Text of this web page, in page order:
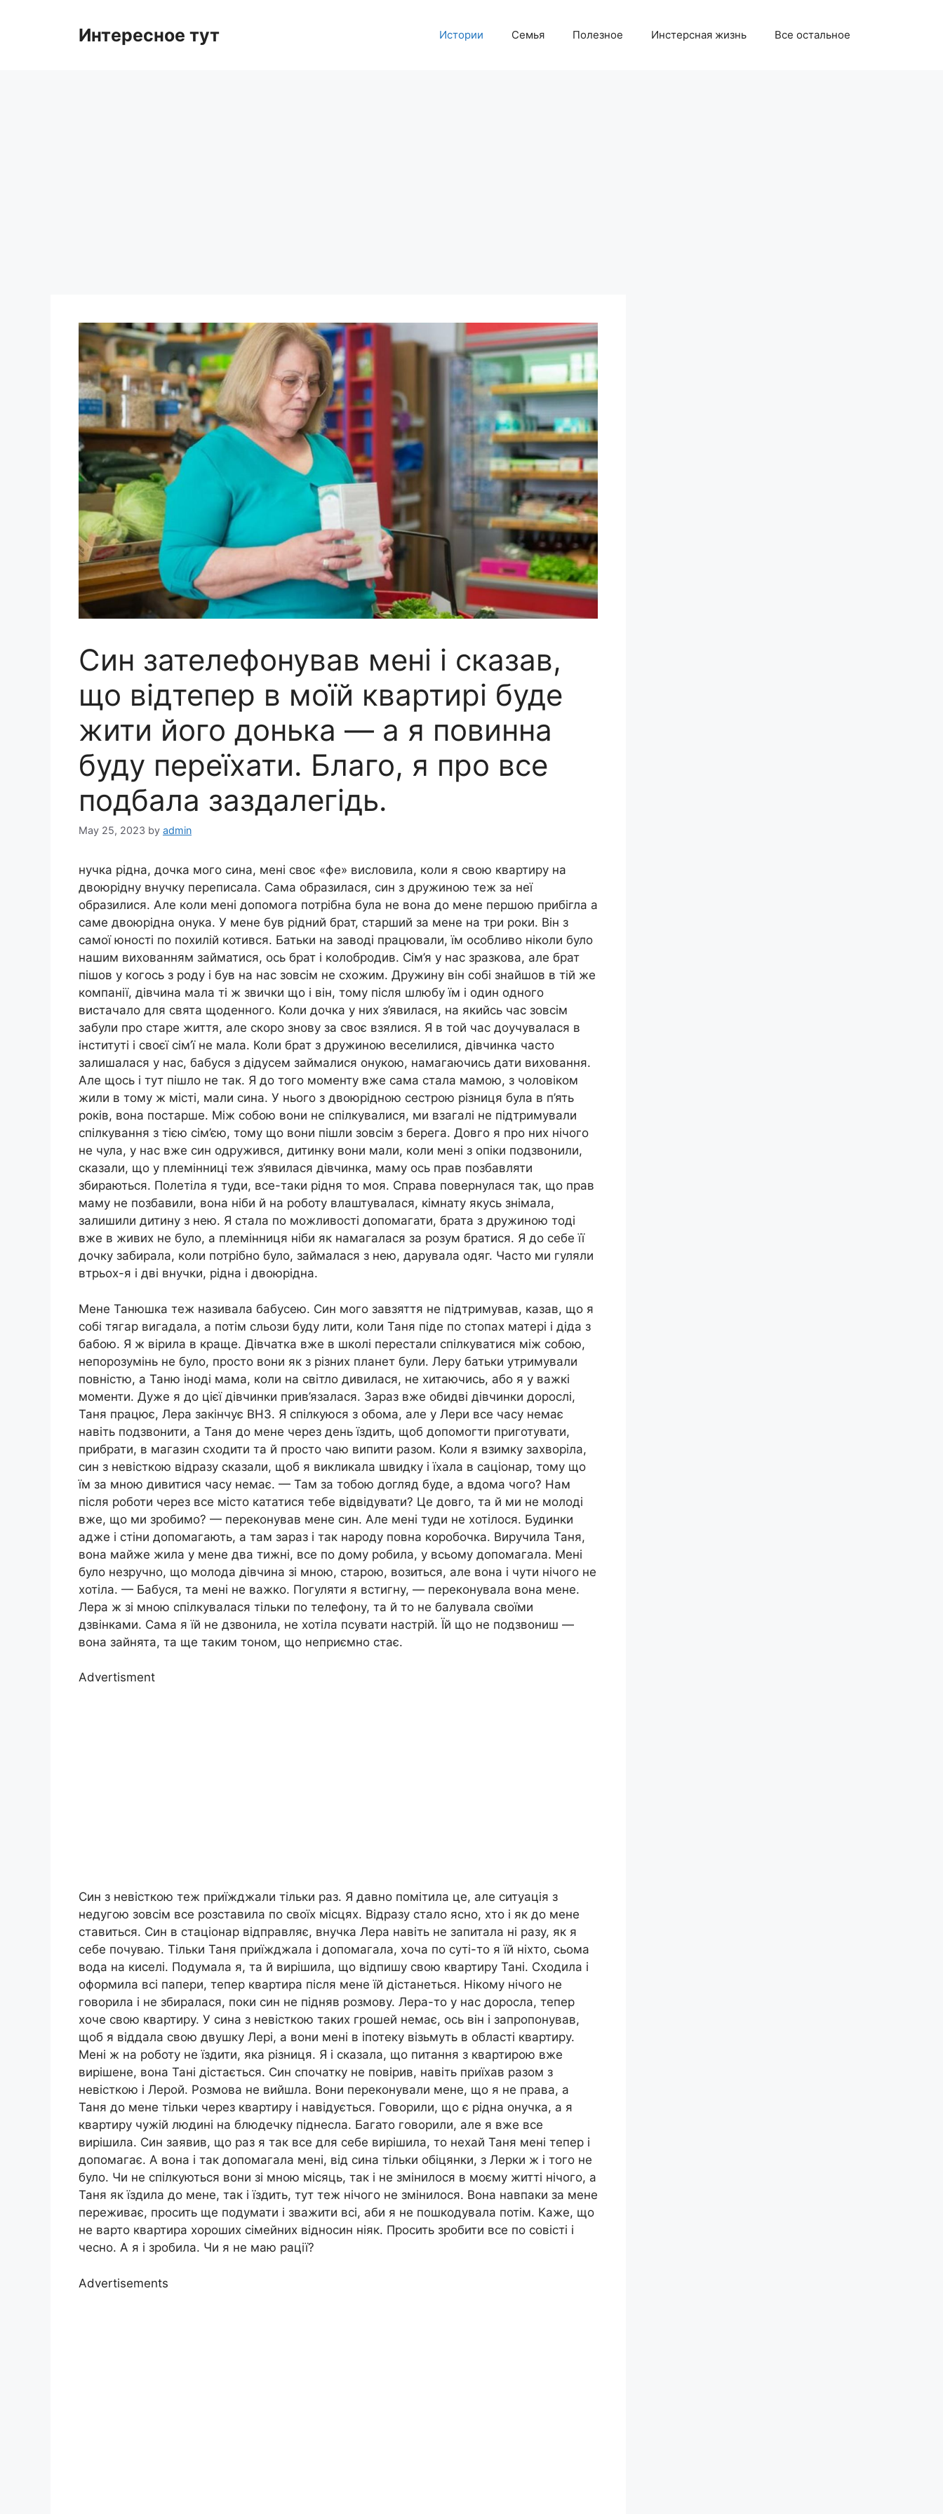
Интересное тут Истории Семья Полезное Инстерсная жизнь Все остальное
Син зателефонував мені і сказав,
що відтепер в моїй квартирі буде
жити його донька — а я повинна
буду переїхати. Благо, я про все
подбала заздалегідь.
May 25, 2023 by admin
нучка рідна, дочка мого сина, мені своє «фе» висловила, коли я свою квартиру на
двоюрідну внучку переписала. Сама образилася, син з дружиною теж за неї
образилися. Але коли мені допомога потрібна була не вона до мене першою прибігла а
саме двоюрідна онука. У мене був рідний брат, старший за мене на три роки. Він з
самої юності по похилій котився. Батьки на заводі працювали, їм особливо ніколи було
нашим вихованням займатися, ось брат і колобродив. Сім’я у нас зразкова, але брат
пішов у когось з роду і був на нас зовсім не схожим. Дружину він собі знайшов в тій же
компанії, дівчина мала ті ж звички що і він, тому після шлюбу їм і один одного
вистачало для свята щоденного. Коли дочка у них з’явилася, на якийсь час зовсім
забули про старе життя, але скоро знову за своє взялися. Я в той час доучувалася в
інституті і своєї сім’ї не мала. Коли брат з дружиною веселилися, дівчинка часто
залишалася у нас, бабуся з дідусем займалися онукою, намагаючись дати виховання.
Але щось і тут пішло не так. Я до того моменту вже сама стала мамою, з чоловіком
жили в тому ж місті, мали сина. У нього з двоюрідною сестрою різниця була в п’ять
років, вона постарше. Між собою вони не спілкувалися, ми взагалі не підтримували
спілкування з тією сім’єю, тому що вони пішли зовсім з берега. Довго я про них нічого
не чула, у нас вже син одружився, дитинку вони мали, коли мені з опіки подзвонили,
сказали, що у племінниці теж з’явилася дівчинка, маму ось прав позбавляти
збираються. Полетіла я туди, все-таки рідня то моя. Справа повернулася так, що прав
маму не позбавили, вона ніби й на роботу влаштувалася, кімнату якусь знімала,
залишили дитину з нею. Я стала по можливості допомагати, брата з дружиною тоді
вже в живих не було, а племінниця ніби як намагалася за розум братися. Я до себе її
дочку забирала, коли потрібно було, займалася з нею, дарувала одяг. Часто ми гуляли
втрьох-я і дві внучки, рідна і двоюрідна.
Мене Танюшка теж називала бабусею. Син мого завзяття не підтримував, казав, що я
собі тягар вигадала, а потім сльози буду лити, коли Таня піде по стопах матері і діда з
бабою. Я ж вірила в краще. Дівчатка вже в школі перестали спілкуватися між собою,
непорозумінь не було, просто вони як з різних планет були. Леру батьки утримували
повністю, а Таню іноді мама, коли на світло дивилася, не хитаючись, або я у важкі
моменти. Дуже я до цієї дівчинки прив’язалася. Зараз вже обидві дівчинки дорослі,
Таня працює, Лера закінчує ВНЗ. Я спілкуюся з обома, але у Лери все часу немає
навіть подзвонити, а Таня до мене через день їздить, щоб допомогти приготувати,
прибрати, в магазин сходити та й просто чаю випити разом. Коли я взимку захворіла,
син з невісткою відразу сказали, щоб я викликала швидку і їхала в саціонар, тому що
їм за мною дивитися часу немає. — Там за тобою догляд буде, а вдома чого? Нам
після роботи через все місто кататися тебе відвідувати? Це довго, та й ми не молоді
вже, що ми зробимо? — переконував мене син. Але мені туди не хотілося. Будинки
адже і стіни допомагають, а там зараз і так народу повна коробочка. Виручила Таня,
вона майже жила у мене два тижні, все по дому робила, у всьому допомагала. Мені
було незручно, що молода дівчина зі мною, старою, возиться, але вона і чути нічого не
хотіла. — Бабуся, та мені не важко. Погуляти я встигну, — переконувала вона мене.
Лера ж зі мною спілкувалася тільки по телефону, та й то не балувала своїми
дзвінками. Сама я їй не дзвонила, не хотіла псувати настрій. Їй що не подзвониш —
вона зайнята, та ще таким тоном, що неприємно стає.
Advertisment
Син з невісткою теж приїжджали тільки раз. Я давно помітила це, але ситуація з
недугою зовсім все розставила по своїх місцях. Відразу стало ясно, хто і як до мене
ставиться. Син в стаціонар відправляє, внучка Лера навіть не запитала ні разу, як я
себе почуваю. Тільки Таня приїжджала і допомагала, хоча по суті-то я їй ніхто, сьома
вода на киселі. Подумала я, та й вирішила, що відпишу свою квартиру Тані. Сходила і
оформила всі папери, тепер квартира після мене їй дістанеться. Нікому нічого не
говорила і не збиралася, поки син не підняв розмову. Лера-то у нас доросла, тепер
хоче свою квартиру. У сина з невісткою таких грошей немає, ось він і запропонував,
щоб я віддала свою двушку Лері, а вони мені в іпотеку візьмуть в області квартиру.
Мені ж на роботу не їздити, яка різниця. Я і сказала, що питання з квартирою вже
вирішене, вона Тані дістається. Син спочатку не повірив, навіть приїхав разом з
невісткою і Лерой. Розмова не вийшла. Вони переконували мене, що я не права, а
Таня до мене тільки через квартиру і навідується. Говорили, що є рідна онучка, а я
квартиру чужій людині на блюдечку піднесла. Багато говорили, але я вже все
вирішила. Син заявив, що раз я так все для себе вирішила, то нехай Таня мені тепер і
допомагає. А вона і так допомагала мені, від сина тільки обіцянки, з Лерки ж і того не
було. Чи не спілкуються вони зі мною місяць, так і не змінилося в моєму житті нічого, а
Таня як їздила до мене, так і їздить, тут теж нічого не змінилося. Вона навпаки за мене
переживає, просить ще подумати і зважити всі, аби я не пошкодувала потім. Каже, що
не варто квартира хороших сімейних відносин ніяк. Просить зробити все по совісті і
чесно. А я і зробила. Чи я не маю рації?
Advertisements